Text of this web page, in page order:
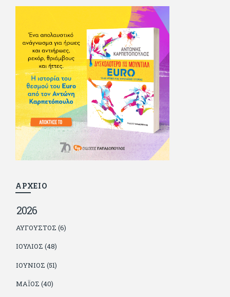
ταινίες κι έγραφε και στο περιοδικό Σινεμά, είχε κάποιες
αισθηματικές περιπέτειες που σκόρπισαν γέλιο στους φίλους
του - αν όχι και στον ίδιο. Πήγε στρατό κανονικά στα σύνορα
και διατήρησε μια καλή σχέση με την οικογένεια του, την
οποία αισθάνεται πως διάφορες φορές έφερε σε δύσκολη
θέση. Κείμενο με την υπογραφή του πρωτοδημοσιεύτηκε στο
Φίλαθλο το 1992. Επέστρεψε οριστικά στην Ελλάδα το 1998,
δούλεψε για πολλούς (αφού δυσκολεύεται να πει όχι), και
κάποιοι, αν όχι και όλοι, τον πλήρωσαν κι έμειναν και
ευχαριστημένοι από τη συνεργασία. Σήμερα πλέον εργάζεται
στον Sport Fm (όπου έχει κλείσει εικοσαετία) και στη
Sportday. Επαίρεται ότι λίγοι έχουν δει περισσότερο
ποδόσφαιρο από τον ίδιο και θεωρεί τον εαυτό του τυχερό
γιατί είναι μέλος της γενιάς που απόλαυσε τους μεγαλύτερους
σε όλα τα σπορ. Δεν είναι παντρεμένος, αλλά θαυμάζει όσους
βρίσκουν το κουράγιο να το κάνουν. Αντίθετα από πολλούς
φίλους του δεν πληρώνει διατροφές. Ελπίζει ότι δεν έχει
παιδιά. Απειλεί ότι θα γράφει όσο υπάρχουν άνθρωποι που
ΑΡΧΕΙΟ
2026
ΑΎΓΟΥΣΤΟΣ (6)
ΙΟΎΛΙΟΣ (48)
ΙΟΎΝΙΟΣ (51)
ΜΆΙΟΣ (40)